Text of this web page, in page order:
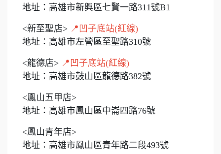
地址：高雄市新興區七賢一路311號B1
<新至聖店> 📍凹子底站(紅線)
地址：高雄市左營區至聖路310號
<龍德店> 📍凹子底站(紅線)
地址：高雄市鼓山區龍德路382號
<鳯山五甲店>
地址：高雄市鳳山區中崙四路76號
<鳳山青年店>
地址：高雄市鳳山區青年路二段493號